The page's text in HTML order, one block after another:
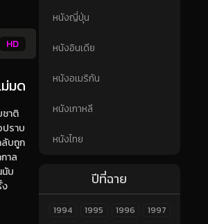
HD
มด
าติ
ราบ
ลับถูก
าล
บ
หนังญี่ปุ่น
หนังอินเดีย
หนังอเมริกัน
หนังเกาหลี
หนังไทย
ปีที่ฉาย
1994 1995 1996
1997